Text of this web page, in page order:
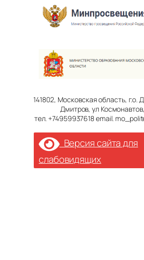
141802, Московская область, г.о.
Дмитров, ул
тел. +74959937618 email.
Версия сайта для
слабовидящих